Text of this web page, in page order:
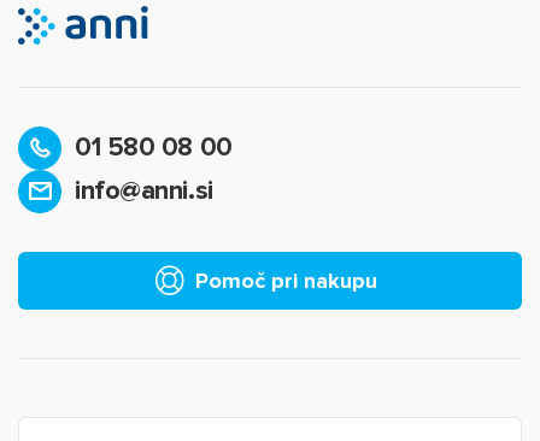
01 580 08 00
info@anni.si
Pomoč pri nakupu